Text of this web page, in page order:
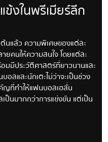
งในพรีเมียร์ลีก
นแล้ว ความพิเศษของแต่ละ
ยคนให้ความสนใจ โดยแต่ละ
มีประวัติศาสตร์ที่ยาวนานและ
ลและนักเตะไม่ว่าจะเป็นช่วง
ญที่ทำให้แฟนบอลเฮลั่น
ป็นมากกว่าการแข่งขัน แต่เป็น